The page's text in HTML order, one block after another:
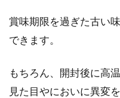
味期
賞味期限を過ぎた古い
できます。
もちろん、開封後に高
見た目やにおいに異変